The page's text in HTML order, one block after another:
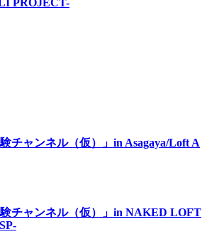
PROJECT-
チャンネル（仮）」in Asagaya/Loft A
チャンネル（仮）」in NAKED LOFT